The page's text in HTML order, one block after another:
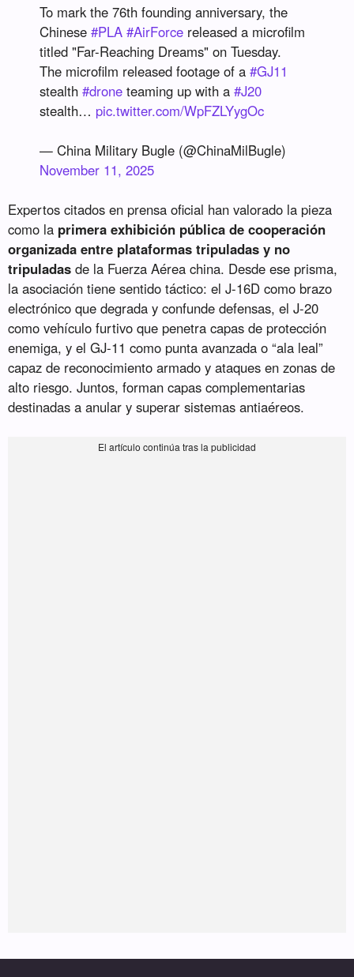
To mark the 76th founding anniversary, the
Chinese#PLA #AirForce released a microfilm
titled "Far-Reaching Dreams" on Tuesday.
The microfilm released footage of a#GJ11
stealth#drone teaming up with a#J20
stealth… pic.twitter.com/WpFZLYygOc
— China Military Bugle (@ChinaMilBugle)
November 11, 2025
Expertos citados en prensa oficial han valorado la pieza
como la primera exhibición pública de cooperación
organizada entre plataformas tripuladas y no
tripuladas de la Fuerza Aérea china. Desde ese prisma,
la asociación tiene sentido táctico: el J-16D como brazo
electrónico que degrada y confunde defensas, el J-20
como vehículo furtivo que penetra capas de protección
enemiga, y el GJ-11 como punta avanzada o “ala leal”
capaz de reconocimiento armado y ataques en zonas de
alto riesgo. Juntos, forman capas complementarias
destinadas a anular y superar sistemas antiaéreos.